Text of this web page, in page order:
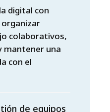
digital con
organizar
colaborativos,
mantener una
con el
de equipos